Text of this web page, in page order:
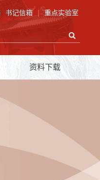
重点实验室
书记信箱
资料下载